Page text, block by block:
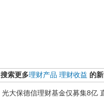
搜索更多理财产品 理财收益 的
光大保德信理财基金仅募集8亿